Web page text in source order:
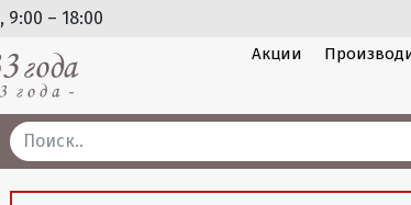
, 9:00 – 18:00
Акции